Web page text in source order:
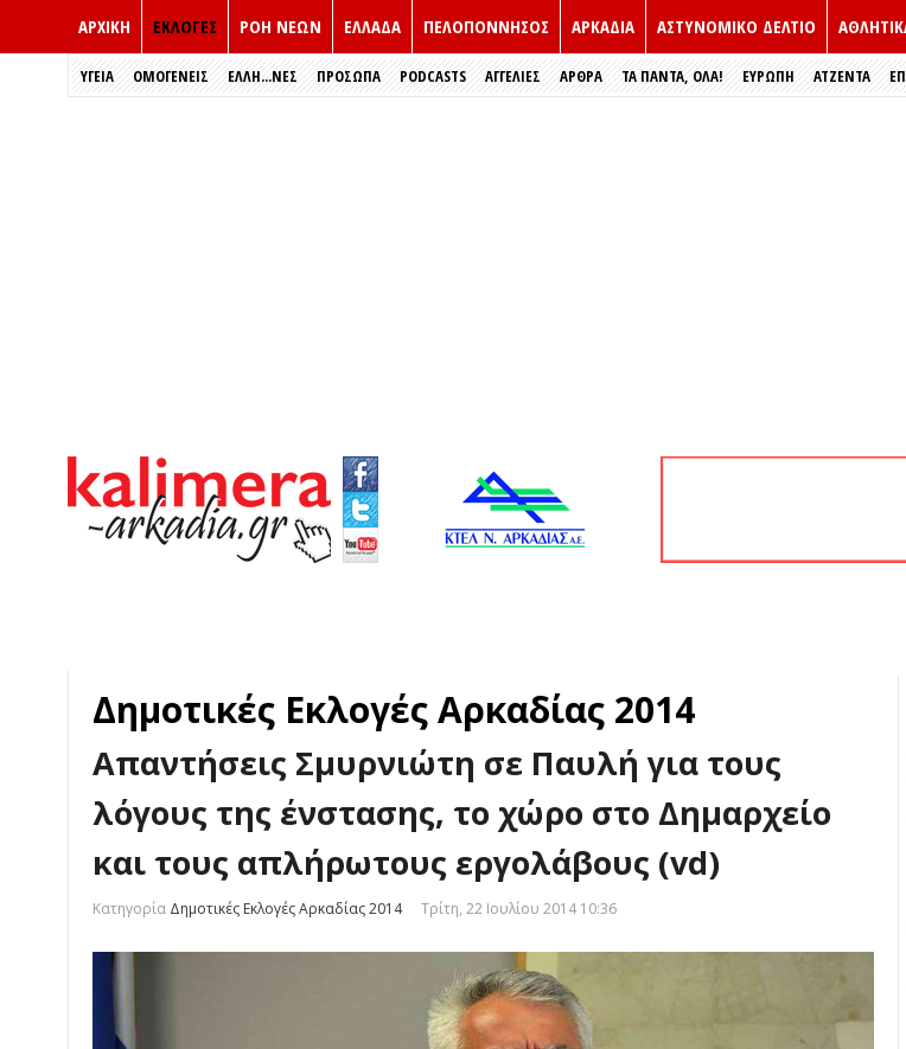
ΑΡΧΙΚΗ ΕΚΛΟΓΈΣ ΡΟΗ ΝΕΩΝ ΕΛΛΑΔΑ ΠΕΛΟΠΟΝΝΗΣΟΣ ΑΡΚΑΔΙΑ ΑΣΤΥΝΟΜΙΚΟ ΔΕΛΤΙΟ
ΥΓΕΙΑ ΟΜΟΓΕΝΕΙΣ ΈΛΛΗ...ΝΕΣ ΠΡΌΣΩΠΑ PODCASTS ΑΓΓΕΛΙΕΣ ΑΡΘΡΑ ΤΑ ΠΑΝΤΑ, ΟΛΑ! ΕΥΡΏΠΗ ΑΤΖΕΝΤΑ
Δημοτικές Εκλογές Αρκαδίας 2014
Απαντήσεις Σμυρνιώτη σε Παυλή για τους
λόγους της ένστασης, το χώρο στο Δημαρχείο
και τους απλήρωτους εργολάβους (vd)
Κατηγορία Δημοτικές Εκλογές Αρκαδίας 2014 Τρίτη, 22 Ιουλίου 2014 10:36